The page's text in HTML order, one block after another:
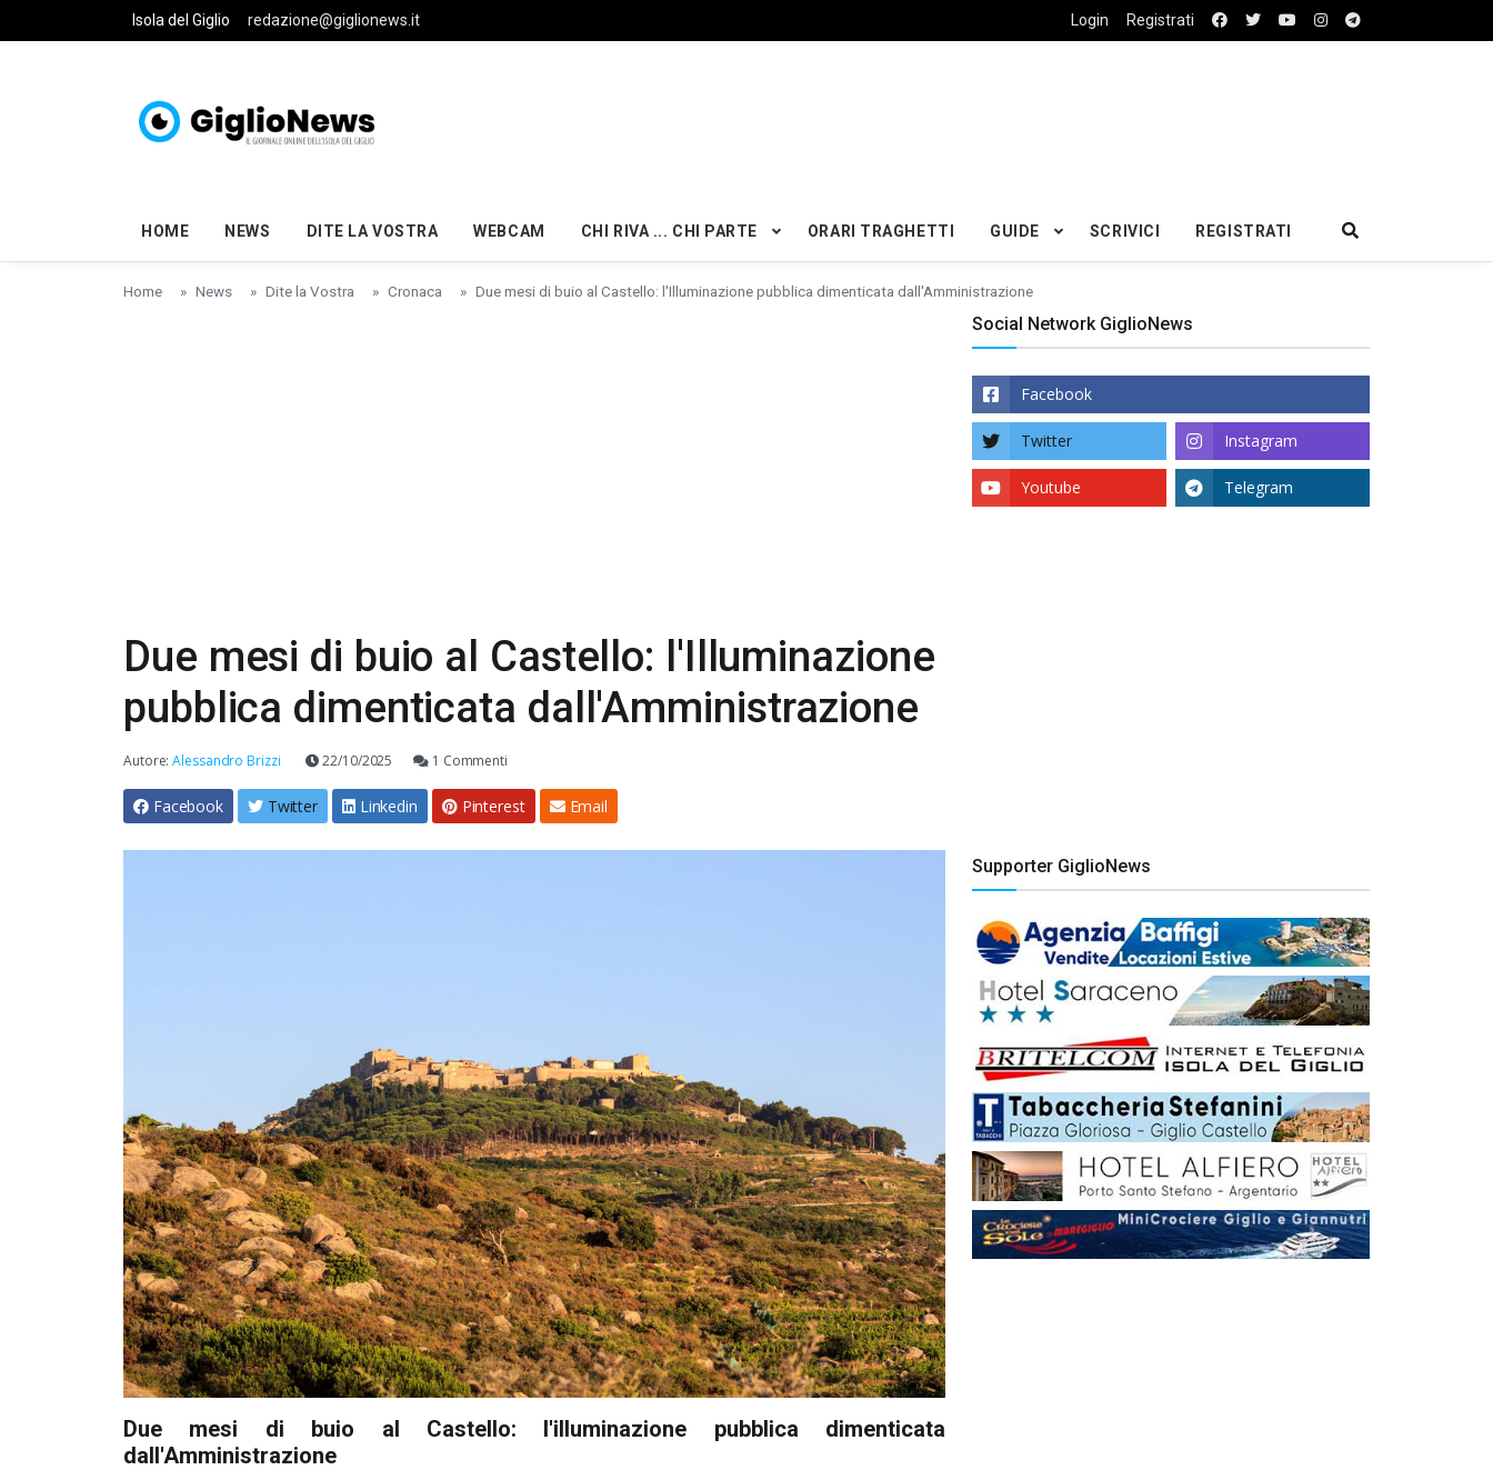
Skip to main content
Isola del Giglio redazione@giglionews.it Login Registrati
HOME NEWS DITE LA VOSTRA WEBCAM CHI RIVA ... CHI PARTE ORARI TRAGHETTI GUIDE SCRIVICI REGISTRATI
Home News Dite la Vostra Cronaca Due mesi di buio al Castello: l'Illuminazione pubblica dimenticata dall'Amministrazione
Due mesi di buio al Castello: l'Illuminazione
pubblica dimenticata dall'Amministrazione
Autore:Alessandro Brizzi 22/10/2025 1 Commenti
Facebook Twitter Linkedin Pinterest Email
Due mesi di buio al Castello: l'illuminazione pubblica dimenticata
dall'Amministrazione
Social Network GiglioNews
Facebook
Twitter Instagram
Youtube Telegram
Supporter GiglioNews